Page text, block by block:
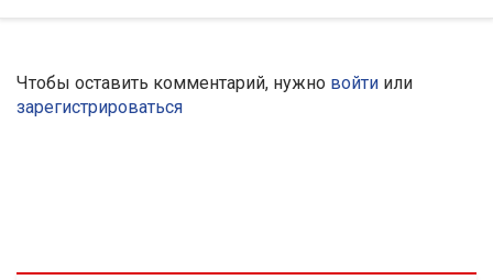
Чтобы оставить комментарий, нужно войти или
зарегистрироваться